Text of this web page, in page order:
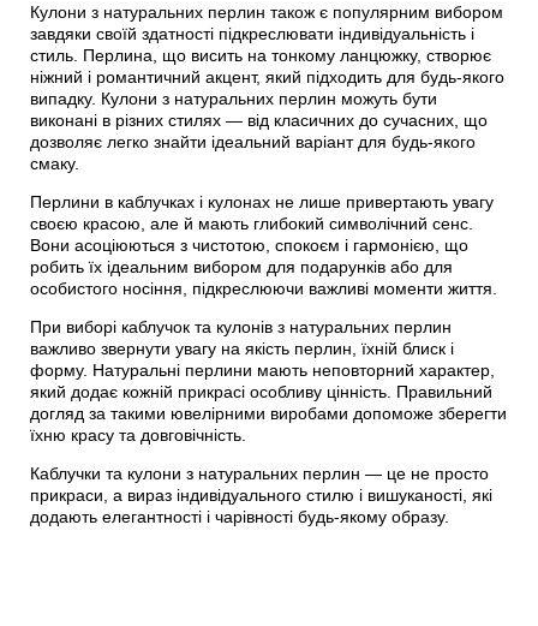
Кулони з натуральних перлин також є популярним вибором
завдяки своїй здатності підкреслювати індивідуальність і
стиль. Перлина, що висить на тонкому ланцюжку, створює
ніжний і романтичний акцент, який підходить для будь-якого
випадку. Кулони з натуральних перлин можуть бути
виконані в різних стилях — від класичних до сучасних, що
дозволяє легко знайти ідеальний варіант для будь-якого
смаку.
Перлини в каблучках і кулонах не лише привертають увагу
своєю красою, але й мають глибокий символічний сенс.
Вони асоціюються з чистотою, спокоєм і гармонією, що
робить їх ідеальним вибором для подарунків або для
особистого носіння, підкреслюючи важливі моменти життя.
При виборі каблучок та кулонів з натуральних перлин
важливо звернути увагу на якість перлин, їхній блиск і
форму. Натуральні перлини мають неповторний характер,
який додає кожній прикрасі особливу цінність. Правильний
догляд за такими ювелірними виробами допоможе зберегти
їхню красу та довговічність.
Каблучки та кулони з натуральних перлин — це не просто
прикраси, а вираз індивідуального стилю і вишуканості, які
додають елегантності і чарівності будь-якому образу.